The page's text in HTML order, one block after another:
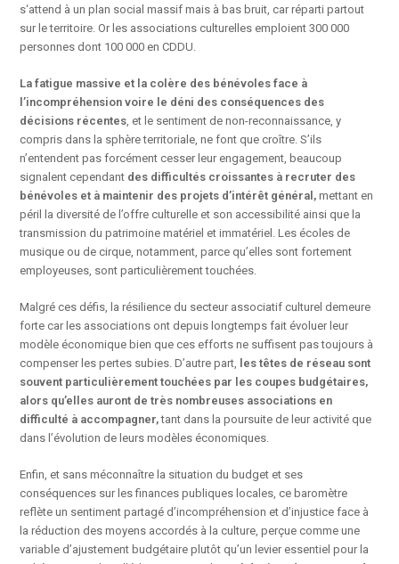
s‘attend à un plan social massif mais à bas bruit, car réparti partout
sur le territoire. Or les associations culturelles emploient 300 000
personnes dont 100 000 en CDDU.
La fatigue massive et la colère des bénévoles face à
l’incompréhension voire le déni des conséquences des
décisions récentes , et le sentiment de non-reconnaissance, y
compris dans la sphère territoriale, ne font que croître. S’ils
n’entendent pas forcément cesser leur engagement, beaucoup
signalent cependant des difficultés croissantes à recruter des
bénévoles et à maintenir des projets d’intérêt général, mettant en
péril la diversité de l’offre culturelle et son accessibilité ainsi que la
transmission du patrimoine matériel et immatériel. Les écoles de
musique ou de cirque, notamment, parce qu’elles sont fortement
employeuses, sont particulièrement touchées.
Malgré ces défis, la résilience du secteur associatif culturel demeure
forte car les associations ont depuis longtemps fait évoluer leur
modèle économique bien que ces efforts ne suffisent pas toujours à
compenser les pertes subies. D’autre part,
les têtes de réseau sont
souvent particulièrement touchées par les coupes budgétaires,
alors qu’elles auront de très nombreuses associations en
difficulté à accompagner,tant dans la poursuite de leur activité que
dans l’évolution de leurs modèles économiques.
Enfin, et sans méconnaître la situation du budget et ses
conséquences sur les finances publiques locales, ce baromètre
reflète un sentiment partagé d’incompréhension et d’injustice face à
la réduction des moyens accordés à la culture, perçue comme une
variable d’ajustement budgétaire plutôt qu’un levier essentiel pour la